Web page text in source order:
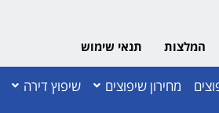
המלצות תנאי שימוש
מחירון שיפוצים שיפוץ דירה